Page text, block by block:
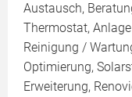
Austausch,
Thermostat,
Reinigung /
Optimierung,
Erweiterung,